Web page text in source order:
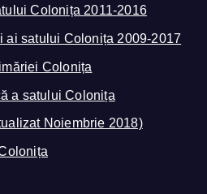
Colonița 2011-2016
ai satului Colonița 2009-2017
Colonița
a satului Colonița
Noiembrie 2018)